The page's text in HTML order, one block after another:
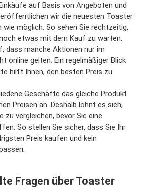
auf Basis von Angeboten und
wir die neuesten Toaster
möglich. So sehen Sie rechtzeitig,
etwas mit dem Kauf zu warten.
dass manche Aktionen nur im
online gelten. Ein regelmäßiger Blick
hilft Ihnen, den besten Preis zu
Geschäfte das gleiche Produkt
Preisen an. Deshalb lohnt es sich,
zu vergleichen, bevor Sie eine
So stellen Sie sicher, dass Sie Ihr
Preis kaufen und kein
Fragen über Toaster